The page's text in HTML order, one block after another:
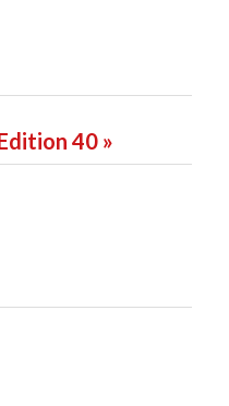
40 »